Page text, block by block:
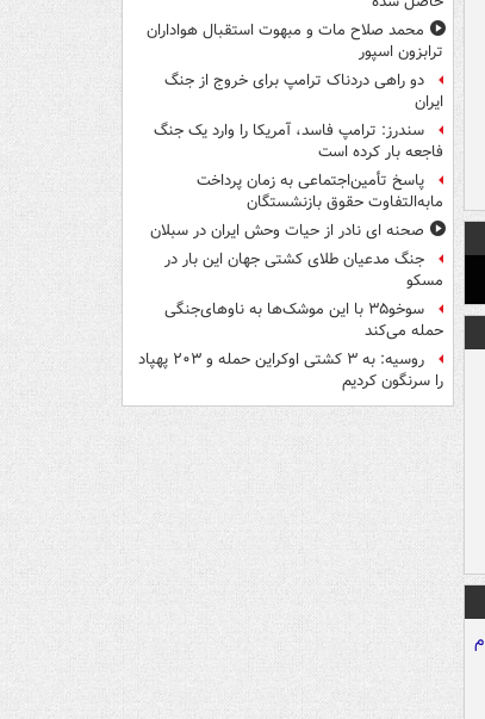
محمد صلاح مات و مبهوت استقبال هواداران
ترابزون اسپور
دو راهی دردناک ترامپ برای خروج از جنگ
ایران
سندرز: ترامپ فاسد، آمریکا را وارد یک جنگ
فاجعه بار کرده است
پاسخ تأمین‌اجتماعی به زمان پرداخت
مابه‌التفاوت حقوق بازنشستگان
صحنه ای نادر از حیات وحش ایران در سبلان
جنگ مدعیان طلای کشتی جهان این بار در
مسکو
سوخو۳۵ با این موشک‌ها به ناوهای‌جنگی
حمله می‌کند
روسیه: به ۳ کشتی اوکراین حمله و ۲۰۳ پهپاد
را سرنگون کردیم